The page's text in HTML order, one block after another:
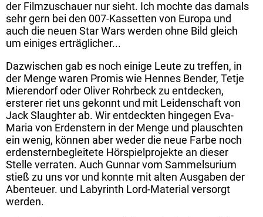
der Filmzuschauer nur sieht. Ich mochte das damals
sehr gern bei den 007-Kassetten von Europa und
auch die neuen Star Wars werden ohne Bild gleich
um einiges erträglicher...
Dazwischen gab es noch einige Leute zu treffen, in
der Menge waren Promis wie Hennes Bender, Tetje
Mierendorf oder Oliver Rohrbeck zu entdecken,
ersterer riet uns gekonnt und mit Leidenschaft von
Jack Slaughter ab. Wir entdeckten hingegen Eva-
Maria von Erdenstern in der Menge und plauschten
ein wenig, können aber weder die neue Farbe noch
erdensternbegleitete Hörspielprojekte an dieser
Stelle verraten. Auch Gunnar vom Sammelsurium
stieß zu uns vor und konnte mit alten Ausgaben der
Abenteuer. und Labyrinth Lord-Material versorgt
werden.